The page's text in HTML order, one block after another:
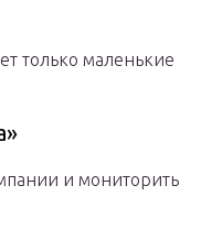
только маленькие
и мониторить